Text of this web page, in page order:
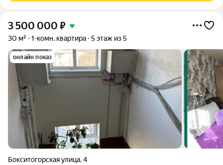
3 500 000 ₽
30 м² 1-комн. квартира 5 этаж из 5
онлайн показ
Бокситогорская улица,4